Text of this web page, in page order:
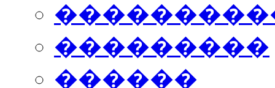
���������
������